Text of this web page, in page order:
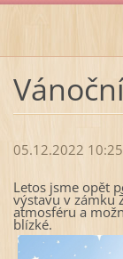
05.12.2022 10:25
Letos jsme opět
výstavu v zámku
atmosféru a
blízké.